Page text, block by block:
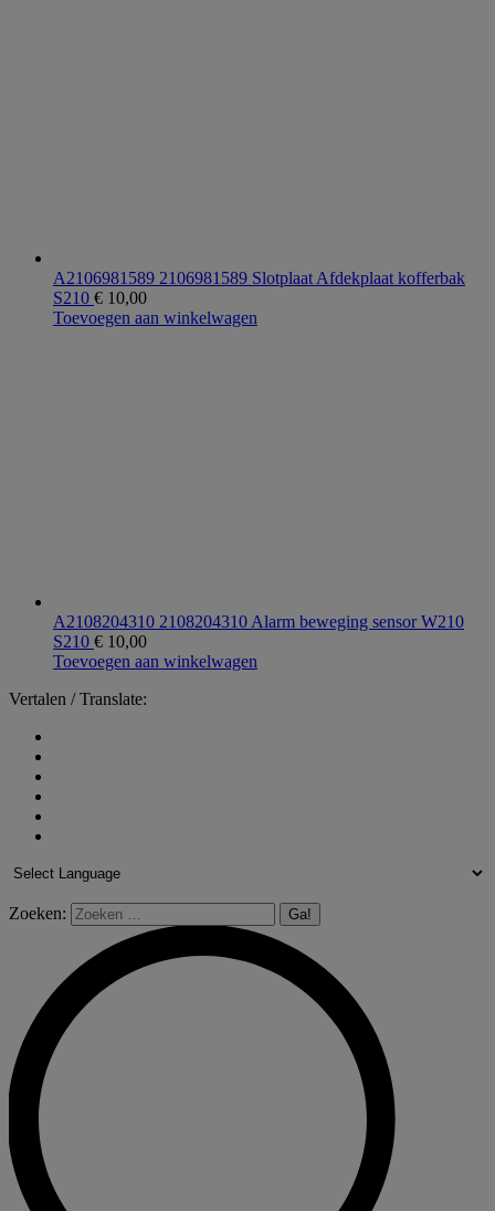
A2106981589 2106981589 Slotplaat Afdekplaat kofferbak
S210 € 10,00
Toevoegen aan winkelwagen
A2108204310 2108204310 Alarm beweging sensor W210
S210 € 10,00
Toevoegen aan winkelwagen
Vertalen / Translate:
Zoeken: